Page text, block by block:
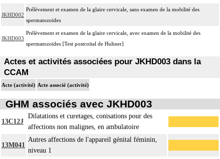
JKHD002
Prélèvement et examen de la glaire cervicale, sans examen de la mobilité des
spermatozoïdes
JKHD003
Prélèvement et examen de la glaire cervicale, avec examen de la mobilité des
spermatozoïdes [Test postcoïtal de Huhner]
Actes et activités associées pour JKHD003 dans la
CCAM
Acte (activité) Acte associé (activité)
GHM associés avec JKHD003
13C12J
Dilatations et curetages, conisations pour des
affections non malignes, en ambulatoire
13M041
Autres affections de l'appareil génital féminin,
niveau 1